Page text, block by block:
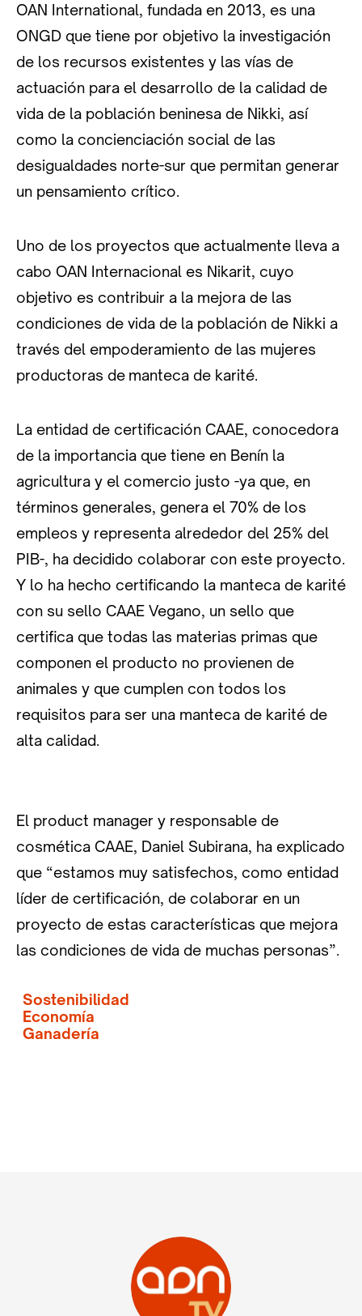
OAN International, fundada en 2013, es una
ONGD que tiene por objetivo la investigación
de los recursos existentes y las vías de
actuación para el desarrollo de la calidad de
vida de la población beninesa de Nikki, así
como la concienciación social de las
desigualdades norte-sur que permitan generar
un pensamiento crítico.
Uno de los proyectos que actualmente lleva a
cabo OAN Internacional es Nikarit, cuyo
objetivo es contribuir a la mejora de las
condiciones de vida de la población de Nikki a
través del empoderamiento de las mujeres
productoras de manteca de karité.
La entidad de certificación CAAE, conocedora
de la importancia que tiene en Benín la
agricultura y el comercio justo -ya que, en
términos generales, genera el 70% de los
empleos y representa alrededor del 25% del
PIB-, ha decidido colaborar con este proyecto.
Y lo ha hecho certificando la manteca de karité
con su sello CAAE Vegano, un sello que
certifica que todas las materias primas que
componen el producto no provienen de
animales y que cumplen con todos los
requisitos para ser una manteca de karité de
alta calidad.
El product manager y responsable de
cosmética CAAE, Daniel Subirana, ha explicado
que “estamos muy satisfechos, como entidad
líder de certificación, de colaborar en un
proyecto de estas características que mejora
las condiciones de vida de muchas personas”.
Sostenibilidad
Economía
Ganadería